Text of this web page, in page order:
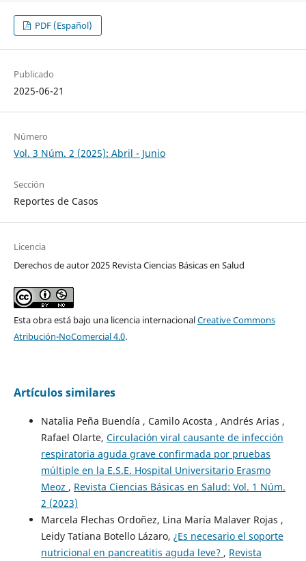
PDF (Español)
Publicado
2025-06-21
Número
Vol. 3 Núm. 2 (2025): Abril - Junio
Sección
Reportes de Casos
Licencia
Derechos de autor 2025 Revista Ciencias Básicas en Salud
Esta obra está bajo una licencia internacionalCreative Commons
Atribución-NoComercial 4.0.
Artículos similares
Natalia Peña Buendía , Camilo Acosta , Andrés Arias ,
Rafael Olarte, Circulación viral causante de infección
respiratoria aguda grave confirmada por pruebas
múltiple en la E.S.E. Hospital Universitario Erasmo
Meoz , Revista Ciencias Básicas en Salud: Vol. 1 Núm.
2 (2023)
Marcela Flechas Ordoñez, Lina María Malaver Rojas ,
Leidy Tatiana Botello Lázaro, ¿Es necesario el soporte
nutricional en pancreatitis aguda leve? , Revista